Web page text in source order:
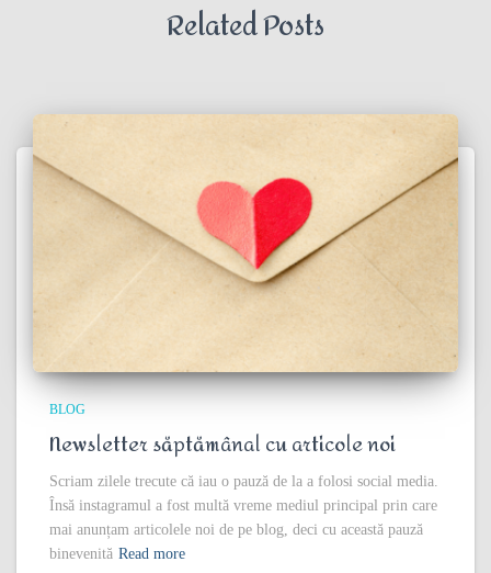
Related Posts
BLOG
Newsletter săptămânal cu articole noi
Scriam zilele trecute că iau o pauză de la a folosi social media.
Însă instagramul a fost multă vreme mediul principal prin care
mai anunțam articolele noi de pe blog, deci cu această pauză
binevenită Read more